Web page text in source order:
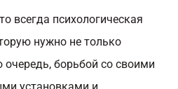
всегда психологическая
нужно не только
борьбой со своими